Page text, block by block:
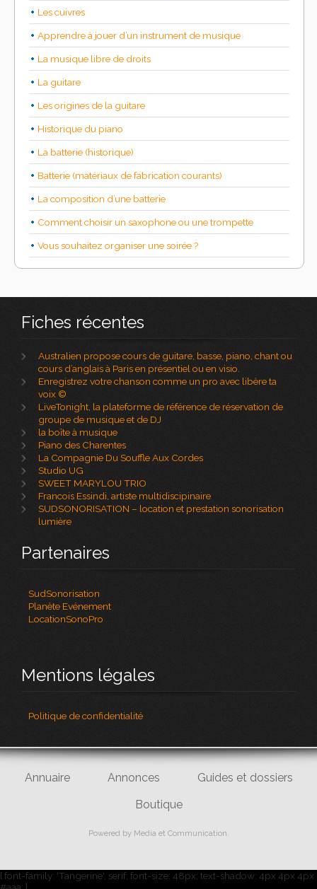
Les cuivres
Apprendre à jouer d’un instrument de musique
La musique libre de droits
La guitare
Les origines de la guitare
Historique du piano
La batterie (historique)
Batterie (matériaux de fabrication courants)
La composition d’une batterie
Comment choisir un saxophone ou une trompette
Vous souhaitez organiser une soirée ?
Fiches récentes
Australien propose cours de guitare, basse, piano, chant ou
cours d’anglais à Paris en présentiel ou en visio.
Enregistrez votre chanson comme un pro avec libère ta
voix ©
LiveTonight, la plateforme de référence de réservation de
groupe de musique et de DJ
la boîte à musique
Piano des Charentes
La Compagnie Du Souffle Aux Cordes
Studio UG
SWEET MARYLOU TRIO
Francois Essindi, artiste multidiscipinaire
SUDSONORISATION – location et prestation sonorisation
lumière
Partenaires
SudSonorisation
Planète Evénement
LocationSonoPro
Mentions légales
Politique de confidentialité
Annuaire Annonces
Guides et dossiers
Boutique
Powered by Media et Communication.
{ font-family: 'Tangerine', serif; font-size: 48px; text-shadow: 4px 4px 4px